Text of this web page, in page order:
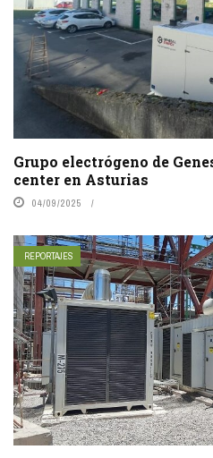
Grupo electrógeno de
center en Asturias
04/09/2025
REPORTAJES